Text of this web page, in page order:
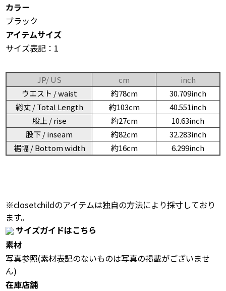
カラー
ブラック
アイテムサイズ
サイズ表記：1
JP/ US cm
inch
ウエスト / waist
約78cm
30.709inch
総丈 / Total Length
約103cm
40.551inch
股上 / rise
約27cm
10.63inch
股下 / inseam
約82cm
32.283inch
裾幅 / Bottom width
約16cm 6.299inch
※closetchildのアイテムは独自の方法により採寸しており
ます。
サイズガイドはこちら
素材
写真参照(素材表記のないものは写真の掲載がございませ
ん)
在庫店舗